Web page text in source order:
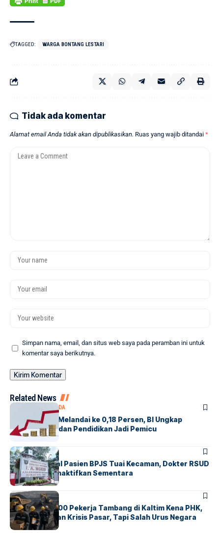
TAGGED: WARGA BONTANG LESTARI
Tidak ada komentar
Alamat email Anda tidak akan dipublikasikan. Ruas yang wajib ditandai *
Simpan nama, email, dan situs web saya pada peramban ini untuk
komentar saya berikutnya.
Related News
EKONOMI SAMARINDA
Inflasi Kaltim Melandai ke 0,18 Persen, BI Ungkap
Transportasi dan Pendidikan Jadi Pemicu
SAMARINDA
Komentar Soal Pasien BPJS Tuai Kecaman, Dokter RSUD
IA Moeis Dinonaktifkan Sementara
SAMARINDA
Lebih dari 4.000 Pekerja Tambang di Kaltim Kena PHK,
DPRD: Ini Bukan Krisis Pasar, Tapi Salah Urus Negara